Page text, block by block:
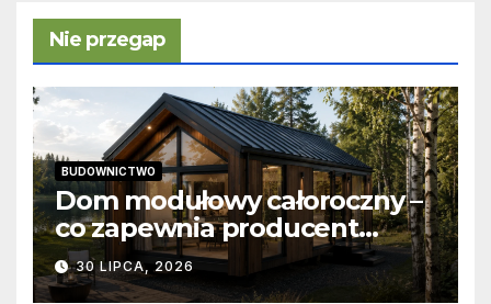
Nie przegap
BUDOWNICTWO
Dom modułowy całoroczny –
co zapewnia producent
domów modułowych?
30 LIPCA, 2026